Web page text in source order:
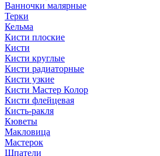
Ванночки малярные
Терки
Кельма
Кисти плоские
Кисти
Кисти круглые
Кисти радиаторные
Кисти узкие
Кисти Мастер Колор
Кисти флейцевая
Кисть-ракля
Кюветы
Макловица
Мастерок
Шпатели